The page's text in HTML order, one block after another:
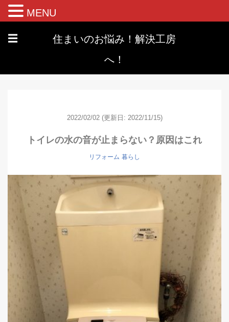
☰
住まいのお悩み！解決工房
へ！
2022/02/02 (更新日: 2022/11/15)
トイレの水の音が止まらない？原因はこれ
リフォーム 暮らし
MENU